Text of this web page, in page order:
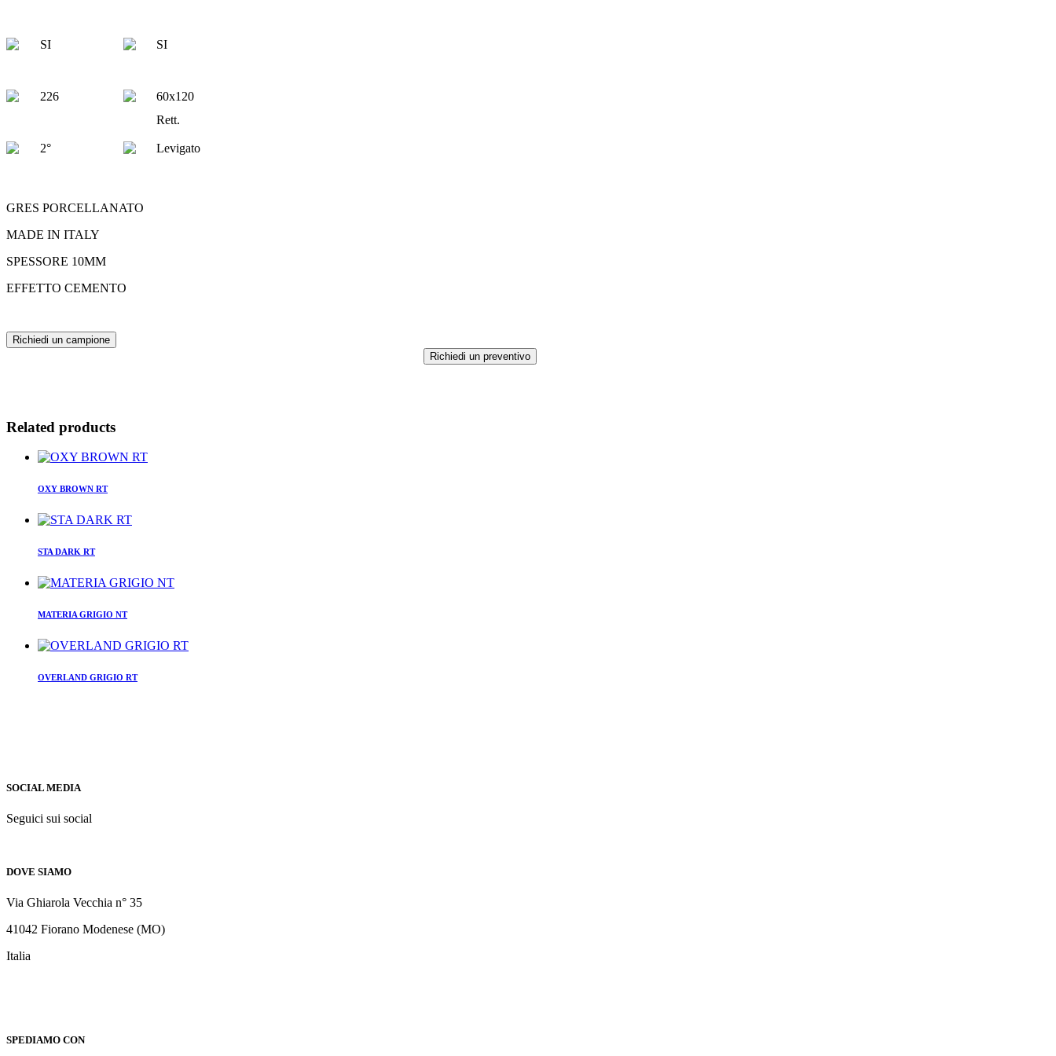
SI SI
226
60x120
Rett.
2° Levigato
GRES PORCELLANATO
MADE IN ITALY
SPESSORE 10MM
EFFETTO CEMENTO
Richiedi un campione
Richiedi un preventivo
Related products
OXY BROWN RT
STA DARK RT
MATERIA GRIGIO NT
OVERLAND GRIGIO RT
SOCIAL MEDIA
Seguici sui social
DOVE SIAMO
Via Ghiarola Vecchia n° 35
41042 Fiorano Modenese (MO)
Italia
SPEDIAMO CON